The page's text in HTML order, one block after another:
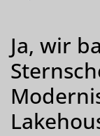
Ja, wir